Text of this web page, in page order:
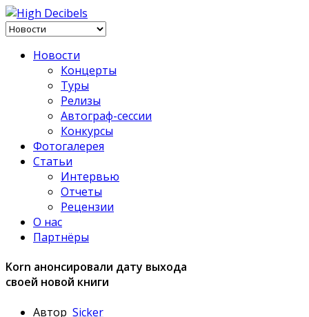
Новости
Концерты
Туры
Релизы
Автограф-сессии
Конкурсы
Фотогалерея
Статьи
Интервью
Отчеты
Рецензии
О нас
Партнёры
Korn анонсировали дату выхода
своей новой книги
Автор Sicker